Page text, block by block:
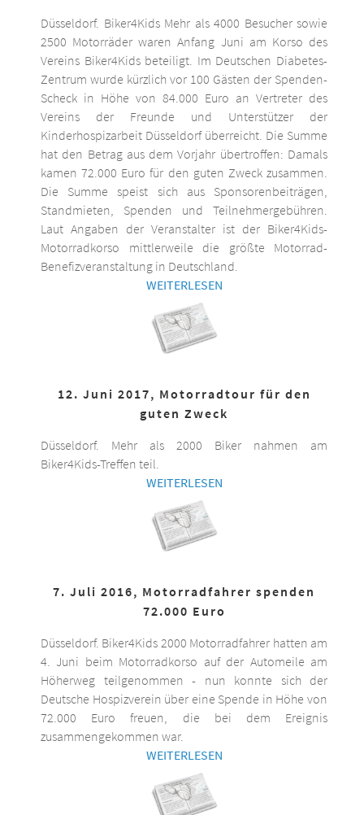
Düsseldorf. Biker4Kids Mehr als 4000 Besucher sowie
2500 Motorräder waren Anfang Juni am Korso des
Vereins Biker4Kids beteiligt. Im Deutschen Diabetes-
Zentrum wurde kürzlich vor 100 Gästen der Spenden-
Scheck in Höhe von 84.000 Euro an Vertreter des
Vereins der Freunde und Unterstützer der
Kinderhospizarbeit Düsseldorf überreicht. Die Summe
hat den Betrag aus dem Vorjahr übertroffen: Damals
kamen 72.000 Euro für den guten Zweck zusammen.
Die Summe speist sich aus Sponsorenbeiträgen,
Standmieten, Spenden und Teilnehmergebühren.
Laut Angaben der Veranstalter ist der Biker4Kids-
Motorradkorso mittlerweile die größte Motorrad-
Benefizveranstaltung in Deutschland.
WEITERLESEN
12. Juni 2017, Motorradtour für den
guten Zweck
Düsseldorf. Mehr als 2000 Biker nahmen am
Biker4Kids-Treffen teil.
WEITERLESEN
7. Juli 2016, Motorradfahrer spenden
72.000 Euro
Düsseldorf. Biker4Kids 2000 Motorradfahrer hatten am
4. Juni beim Motorradkorso auf der Automeile am
Höherweg teilgenommen - nun konnte sich der
Deutsche Hospizverein über eine Spende in Höhe von
72.000 Euro freuen, die bei dem Ereignis
zusammengekommen war.
WEITERLESEN